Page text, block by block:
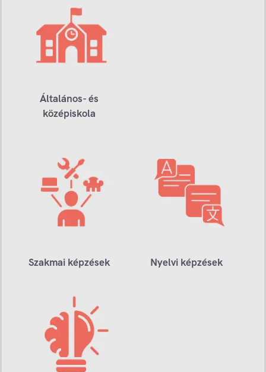
Általános- és
középiskola
Szakmai képzések Nyelvi képzések